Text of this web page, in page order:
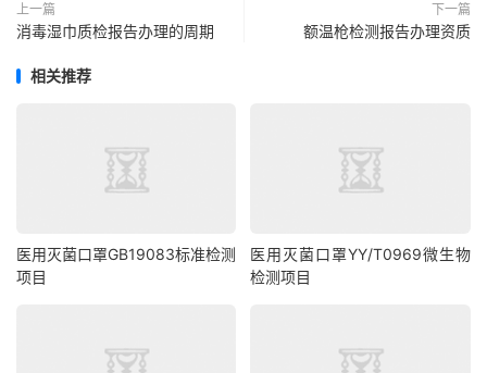
上一篇
消毒湿巾质检报告办理的周期
下一篇
额温枪检测报告办理资质
相关推荐
医用灭菌口罩GB19083标准检测
项目
医用灭菌口罩YY/T0969微生物
检测项目